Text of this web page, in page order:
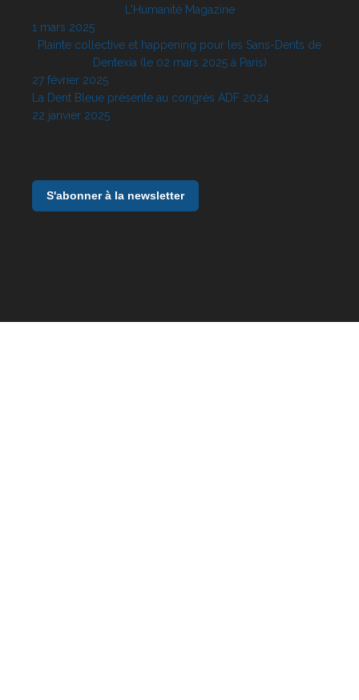
L'Humanité Magazine
1 mars 2025
Plainte collective et happening pour les Sans-Dents de
Dentexia (le 02 mars 2025 à Paris)
27 février 2025
La Dent Bleue présente au congrès ADF 2024
22 janvier 2025
S'abonner à la newsletter